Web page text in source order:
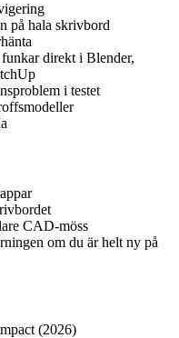
på hala skrivbord
direkt i Blender,
i testet
CAD-möss
om du är helt ny på
(2026)